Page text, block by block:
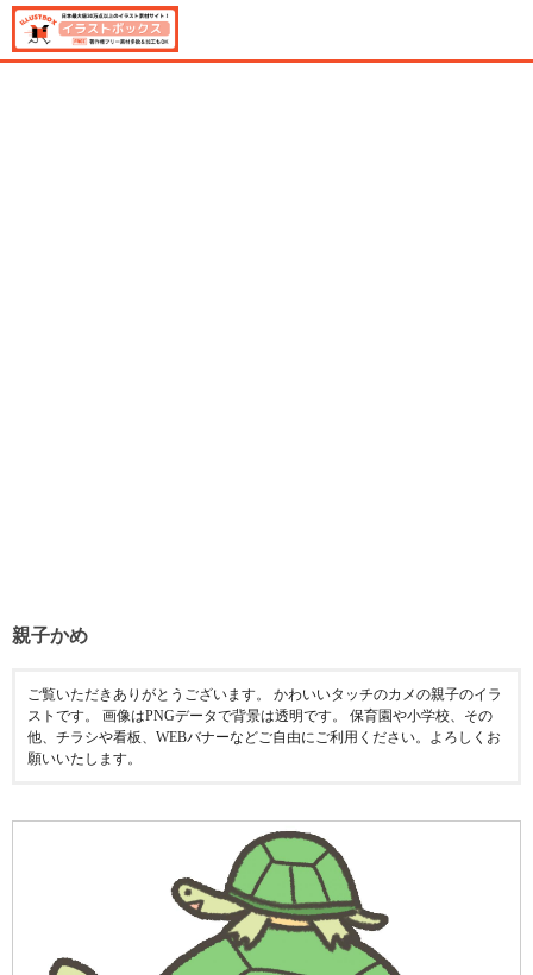
親子かめ
ご覧いただきありがとうございます。 かわいいタッチのカメの親子のイラ
ストです。 画像はPNGデータで背景は透明です。 保育園や小学校、その
他、チラシや看板、WEBバナーなどご自由にご利用ください。よろしくお
願いいたします。